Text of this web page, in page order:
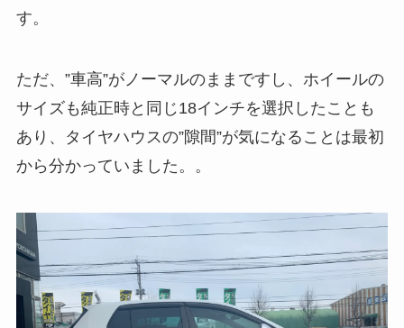
す。
ただ、”車高”がノーマルのままですし、ホイールの
サイズも純正時と同じ18インチを選択したことも
あり、タイヤハウスの”隙間”が気になることは最初
から分かっていました。。